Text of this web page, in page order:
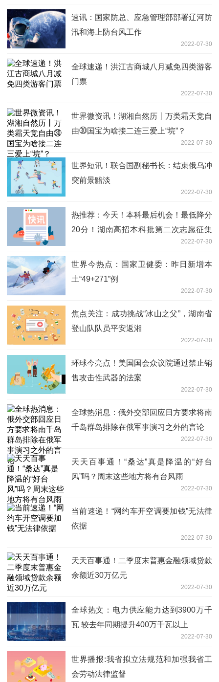
速讯：国家防总、应急管理部部署辽河防
汛和海上防台风工作
2022-07-30
全球速递！洪江古商城八月减免四类游客
门票
2022-07-30
世界微资讯！湖湘自然历丨万类霜天竞自
由㉚国宝为啥接二连三爱上“垸”？
2022-07-30
世界短讯！联合国副秘书长：结束俄乌冲
突前景黯淡
2022-07-30
热推荐：今天！本科最后机会！最低降分
20分！湖南高招本科批第二次志愿征集
2022-07-30
世界今热点：国家卫健委：昨日新增本
土“49+271”例
2022-07-30
焦点关注：成功挑战“冰山之父”，湖南省
登山队队员平安返湘
2022-07-30
环球今亮点！美国国会众议院通过禁止销
售攻击性武器的法案
2022-07-30
全球热消息：俄外交部回应日方要求将南
千岛群岛排除在俄军事演习之外的言论
2022-07-30
天天百事通！“桑达”真是降温的“好台
风”吗？周末这些地方将有台风雨
2022-07-30
当前速递！“网约车开空调要加钱”无法律
依据
2022-07-30
天天百事通！二季度末普惠金融领域贷款
余额近30万亿元
2022-07-30
全球热文：电力供应能力达到3900万千
瓦 较去年同期提升400万千瓦以上
2022-07-30
世界播报:我省拟立法规范和加强我省工
会劳动法律监督